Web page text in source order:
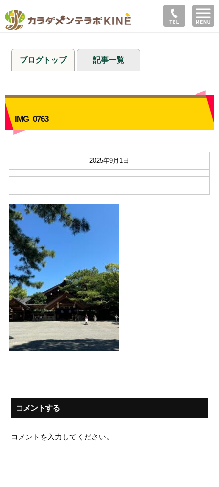
ブログトップ 記事一覧
IMG_0763
2025年9月1日
コメントする
コメントを入力してください。